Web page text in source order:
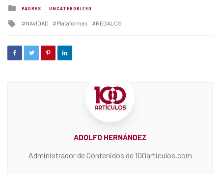
Posted
in
PADRES UNCATEGORIZED
Tagged
NAVIDAD Plataformas REGALOS
ADOLFO HERNÁNDEZ
Administrador de Contenidos de 100articulos.com